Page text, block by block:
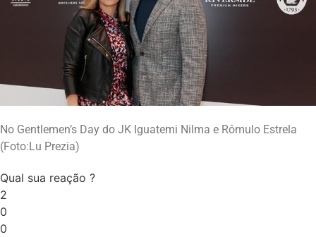
No Gentlemen’s Day do JK Iguatemi Nilma e Rômulo Estrela
(Foto:Lu Prezia)
Qual sua reação ?
2
0
0